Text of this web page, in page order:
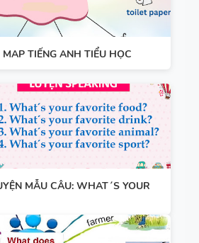
TIẾNG ANH TIỂU HỌC
MẪU CÂU: WHAT´S YOUR